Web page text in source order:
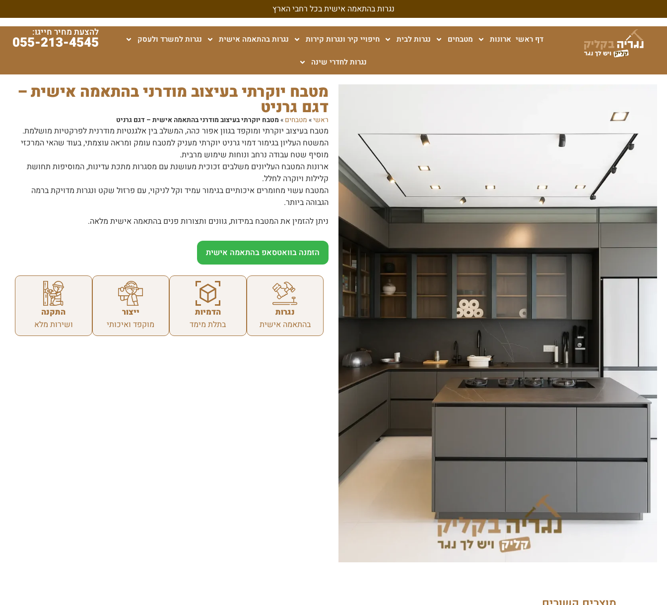
נגרות בהתאמה אישית בכל רחבי הארץ
דף ראשי ארונות מטבחים נגרות לבית חיפויי קיר ונגרות קירות נגרות בהתאמה אישית נגרות למשרד ולעסק
נגרות לחדרי שינה
להצעת מחיר חייגו:
055-213-4545
מטבח יוקרתי בעיצוב מודרני בהתאמה אישית –
דגם גרניט
ראשי» מטבחים » מטבח יוקרתי בעיצוב מודרני בהתאמה אישית – דגם גרניט
מטבח בעיצוב יוקרתי ומוקפד בגוון אפור כהה, המשלב בין אלגנטיות מודרנית לפרקטיות מושלמת.
המשטח העליון בגימור דמוי גרניט יוקרתי מעניק למטבח עומק ומראה עוצמתי, בעוד שהאי המרכזי
מוסיף שטח עבודה נרחב ונוחות שימוש מרבית.
ארונות המטבח העליונים משלבים זכוכית מעושנת עם מסגרות מתכת עדינות, המוסיפות תחושת
קלילות ויוקרה לחלל.
המטבח עשוי מחומרים איכותיים בגימור עמיד וקל לניקוי, עם פרזול שקט ונגרות מדויקת ברמה
הגבוהה ביותר.
ניתן להזמין את המטבח במידות, גוונים ותצורות פנים בהתאמה אישית מלאה.
הזמנה בוואטסאפ בהתאמה אישית
נגרות
בהתאמה אישית
הדמיות
בתלת מימד
ייצור
מוקפד ואיכותי
התקנה
ושירות מלא